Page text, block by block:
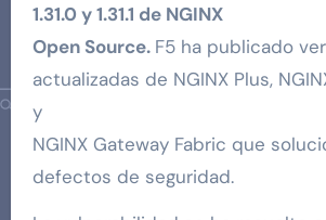
1.31.0 y 1.31.1 de NGINX
Open Source. F5 ha publicado
actualizadas de NGINX Plus,
y
NGINX Gateway Fabric que
defectos de seguridad.